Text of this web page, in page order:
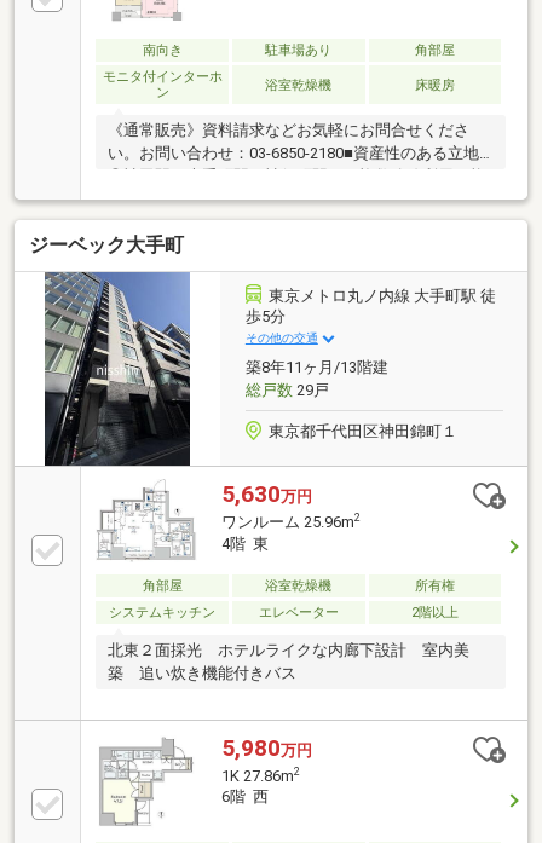
南向き 駐車場あり
角部屋
モニタ付インターホ
ン
浴室乾燥機 床暖房
《通常販売》資料請求などお気軽にお問合せくださ
い。お問い合わせ：03-6850-2180■資産性のある立地
■全戸角住戸設計・ホテルライクな内廊下仕様■ハイサ
ッシにより開放感のある空間を実現■室内大変きれい
にご利用です■キッチン後ろにバルコニーあり、ゴミ
一時保管スペースとして利用可能■【管理体制良好】
マンション管理計画認定済み■【トリプルセキュリテ
ィー】エントランスオートロック、エレベーター、住
戸玄関前■ペット飼育可能（規約有）■駐輪場1世帯1台
あり（2台目以降は順番待ち）■24時間ごみ捨て可能
ジーベック大手町
東京メトロ丸ノ内線 大手町駅 徒
歩5分
その他の交通
築8年11ヶ月/13階建
総戸数29戸
東京都千代田区神田錦町１
5,630万円
ワンルーム 25.96m2
4階 東
角部屋 浴室乾燥機
所有権
システムキッチン
エレベーター 2階以上
北東２面採光 ホテルライクな内廊下設計 室内美
築 追い炊き機能付きバス
5,980万円
1K 27.86m2
6階 西